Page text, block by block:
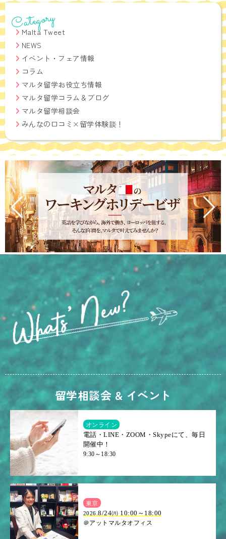
Category
Malta Tweet
NEWS
イベント・フェア情報
コラム
マルタ留学お役立ち情報
マルタ留学コラム＆ブログ
マルタ留学相談会
みんなの口コミ×留学体験談！
留学相談会 & イベント
オンライン
電話・LINE・ZOOM・Skypeにて、毎日
開催中！
9:30～18:30
東京
2026.8/24㈪ 10:00～18:00
＠アットマルタオフィス